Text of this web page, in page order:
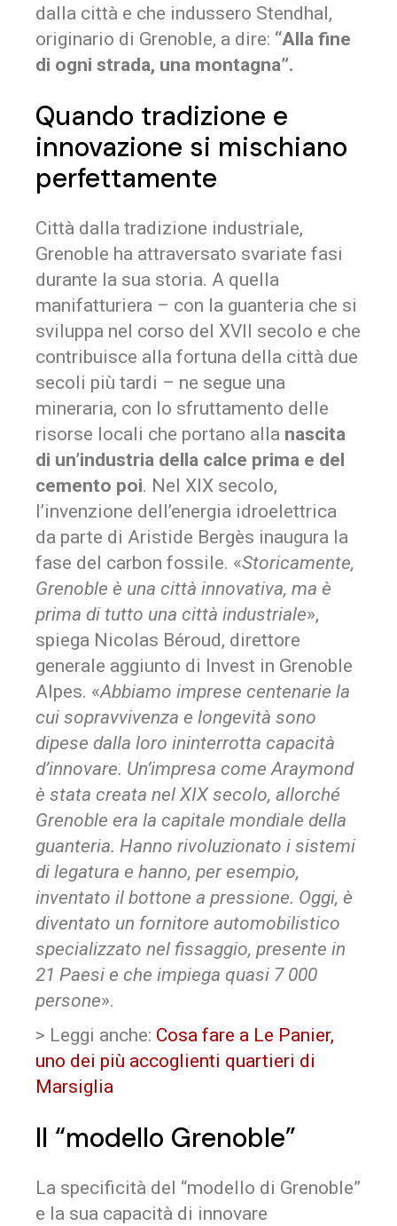
dalla città e che indussero Stendhal,
originario di Grenoble, a dire: “Alla fine
di ogni strada, una montagna”.
Quando tradizione e
innovazione si mischiano
perfettamente
Città dalla tradizione industriale,
Grenoble ha attraversato svariate fasi
durante la sua storia. A quella
manifatturiera – con la guanteria che si
sviluppa nel corso del XVII secolo e che
contribuisce alla fortuna della città due
secoli più tardi – ne segue una
mineraria, con lo sfruttamento delle
risorse locali che portano alla nascita
di un’industria della calce prima e del
cemento poi. Nel XIX secolo,
l’invenzione dell’energia idroelettrica
da parte di Aristide Bergès inaugura la
fase del carbon fossile. «Storicamente,
Grenoble è una città innovativa, ma è
prima di tutto una città industriale»,
spiega Nicolas Béroud, direttore
generale aggiunto di Invest in Grenoble
Alpes. «Abbiamo imprese centenarie la
cui sopravvivenza e longevità sono
dipese dalla loro ininterrotta capacità
d’innovare. Un’impresa come Araymond
è stata creata nel XIX secolo, allorché
Grenoble era la capitale mondiale della
guanteria. Hanno rivoluzionato i sistemi
di legatura e hanno, per esempio,
inventato il bottone a pressione. Oggi, è
diventato un fornitore automobilistico
specializzato nel fissaggio, presente in
21 Paesi e che impiega quasi 7 000
persone».
> Leggi anche: Cosa fare a Le Panier,
uno dei più accoglienti quartieri di
Marsiglia
Il “modello Grenoble”
La specificità del “modello di Grenoble”
e la sua capacità di innovare